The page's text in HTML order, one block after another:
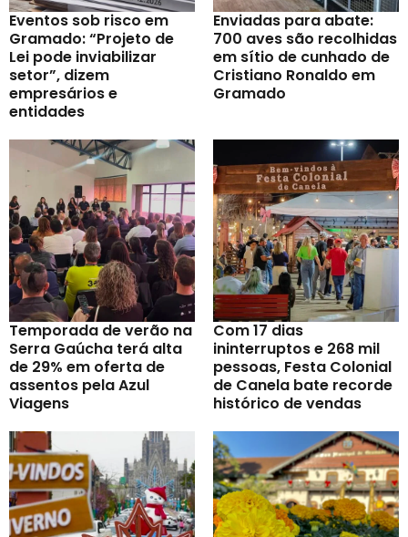
Eventos sob risco em
Gramado: “Projeto de
Lei pode inviabilizar
setor”, dizem
empresários e
entidades
Enviadas para abate:
700 aves são recolhidas
em sítio de cunhado de
Cristiano Ronaldo em
Gramado
Temporada de verão na
Serra Gaúcha terá alta
de 29% em oferta de
assentos pela Azul
Viagens
Com 17 dias
ininterruptos e 268 mil
pessoas, Festa Colonial
de Canela bate recorde
histórico de vendas